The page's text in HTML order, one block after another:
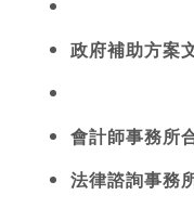
政府補助方案
會計師事務所
法律諮詢事務